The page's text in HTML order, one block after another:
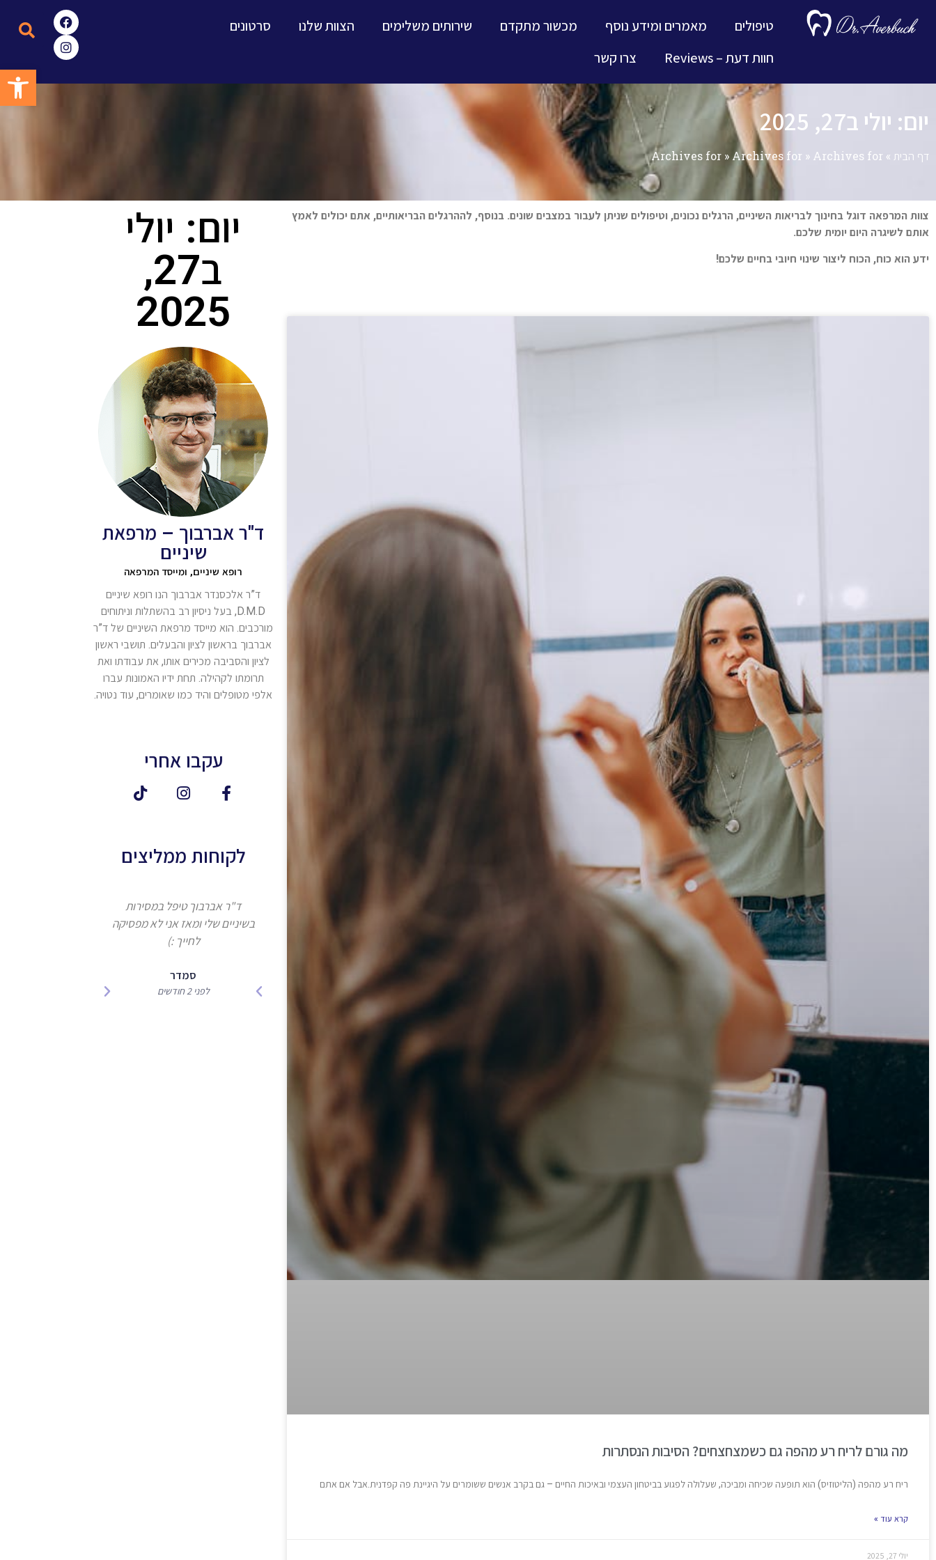
טיפולים מאמרים ומידע נוסף מכשור מתקדם שירותים משלימים הצוות שלנו
סרטונים
חוות דעת – Reviews
צרו קשר
יום: יולי ב27, 2025
דף הבית »
Archives for »Archives for » Archives for
צוות המרפאה דוגל בחינוך לבריאות השיניים, הרגלים נכונים, וטיפולים שניתן לעבור במצבים שונים. בנוסף, לההרגלים הבריאותיים, אתם יכולים לאמץ
אותם לשיגרה היום יומית שלכם.
ידע הוא כוח, הכוח ליצור שינוי חיובי בחיים שלכם!
מה גורם לריח רע מהפה גם כשמצחצחים? הסיבות הנסתרות
ריח רע מהפה (הליטוזיס) הוא תופעה שכיחה ומביכה, שעלולה לפגוע בביטחון העצמי ובאיכות החיים – גם בקרב אנשים ששומרים על היגיינת פה קפדנית.אבל אם אתם
קרא עוד »
יולי 27, 2025
יום: יולי
ב27,
2025
ד"ר אברבוך – מרפאת
שיניים
רופא שיניים, ומייסד המרפאה
ד”ר אלכסנדר אברבוך הנו רופא שיניים
D.M.D, בעל ניסיון רב בהשתלות וניתוחים
מורכבים. הוא מייסד מרפאת השיניים של ד”ר
אברבוך בראשון לציון והבעלים. תושבי ראשון
לציון והסביבה מכירים אותו, את עבודתו ואת
תרומתו לקהילה. תחת ידיו האמונות עברו
אלפי מטופלים והיד כמו שאומרים, עוד נטויה.
עקבו אחרי
לקוחות ממליצים
ד"ר אברבוך טיפל במסירות
בשיניים שלי ומאז אני לא מפסיקה
לחייך :)
סמדר
לפני 2 חודשים
פתח